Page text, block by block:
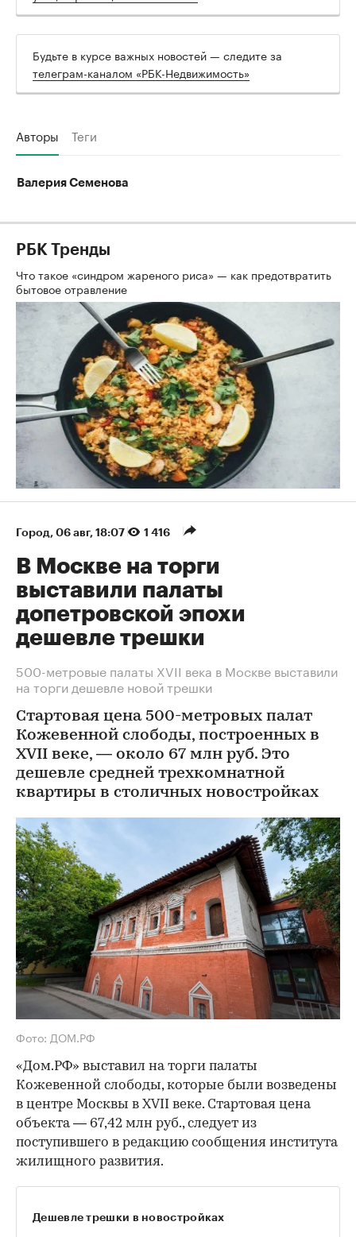
Будьте в курсе важных новостей — следите за
телеграм-каналом «РБК-Недвижимость»
Авторы Теги
Валерия Семенова
РБК Тренды
Что такое «синдром жареного риса» — как предотвратить
бытовое отравление
Город 06 авг, 18:07 1 416
В Москве на торги
выставили палаты
допетровской эпохи
дешевле трешки
500-метровые палаты XVII века в Москве выставили
на торги дешевле новой трешки
Стартовая цена 500-метровых палат
Кожевенной слободы, построенных в
XVII веке, — около 67 млн руб. Это
дешевле средней трехкомнатной
квартиры в столичных новостройках
Фото: ДОМ.РФ
«Дом.РФ» выставил на торги палаты
Кожевенной слободы, которые были возведены
в центре Москвы в XVII веке. Стартовая цена
объекта — 67,42 млн руб., следует из
поступившего в редакцию сообщения института
жилищного развития.
Дешевле трешки в новостройках